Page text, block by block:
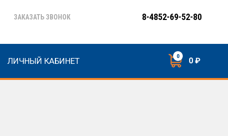
ЗАКАЗАТЬ ЗВОНОК 8-4852-69-52-80
ЛИЧНЫЙ КАБИНЕТ 0 0 ₽